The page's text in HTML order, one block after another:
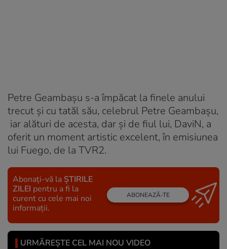
Petre Geambașu s-a împăcat la finele anului
trecut și cu tatăl său, celebrul Petre Geambașu,
iar alături de acesta, dar și de fiul lui, DaviN, a
oferit un moment artistic excelent, în emisiunea
lui Fuego, de la TVR2.
Abonați-vă la ȘTIRILE
ZILEI pentru a fi la
curent cu cele mai noi
informații.
ABONEAZĂ-TE
URMĂREȘTE CEL MAI NOU VIDEO